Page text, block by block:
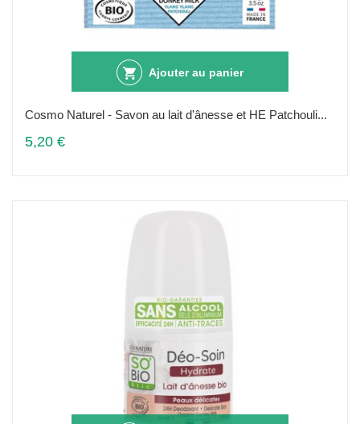
Ajouter au panier
Cosmo Naturel - Savon au lait d'ânesse et HE Patchouli...
5,20 €